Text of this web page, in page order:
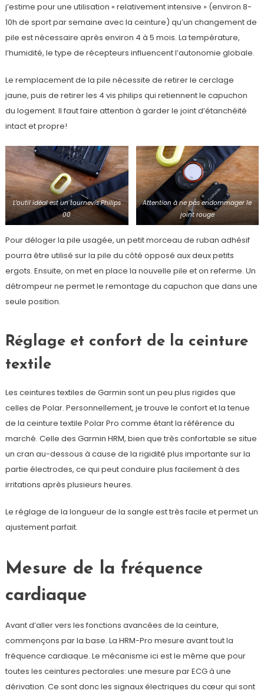
j’estime pour une utilisation « relativement intensive » (environ 8-
10h de sport par semaine avec la ceinture) qu’un changement de
pile est nécessaire après environ 4 à 5 mois. La température,
l’humidité, le type de récepteurs influencent l’autonomie globale.
Le remplacement de la pile nécessite de retirer le cerclage
jaune, puis de retirer les 4 vis philips qui retiennent le capuchon
du logement. Il faut faire attention à garder le joint d’étanchéité
intact et propre!
L’outil idéal est un tournevis Philips
00
Attention à ne pas endommager le
joint rouge
Pour déloger la pile usagée, un petit morceau de ruban adhésif
pourra être utilisé sur la pile du côté opposé aux deux petits
ergots. Ensuite, on met en place la nouvelle pile et on referme. Un
détrompeur ne permet le remontage du capuchon que dans une
seule position.
Réglage et confort de la ceinture
textile
Les ceintures textiles de Garmin sont un peu plus rigides que
celles de Polar. Personnellement, je trouve le confort et la tenue
de la ceinture textile Polar Pro comme étant la référence du
marché. Celle des Garmin HRM, bien que très confortable se situe
un cran au-dessous à cause de la rigidité plus importante sur la
partie électrodes, ce qui peut conduire plus facilement à des
irritations après plusieurs heures.
Le réglage de la longueur de la sangle est très facile et permet un
ajustement parfait.
Mesure de la fréquence
cardiaque
Avant d’aller vers les fonctions avancées de la ceinture,
commençons par la base. La HRM-Pro mesure avant tout la
fréquence cardiaque. Le mécanisme ici est le même que pour
toutes les ceintures pectorales: une mesure par ECG à une
dérivation. Ce sont donc les signaux électriques du cœur qui sont